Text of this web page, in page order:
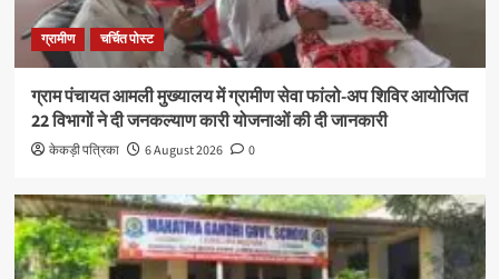
ग्रामीण चर्चित पोस्ट
ग्राम पंचायत आमली मुख्यालय में ग्रामीण सेवा फांलो-अप शिविर आयोजित
22 विभागों ने दी जनकल्याण कारी योजनाओं की दी जानकारी
केकड़ी पत्रिका 6 August 2026 0